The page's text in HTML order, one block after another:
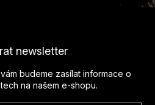
newsletter
budeme zasílat informace o
na našem e-shopu.